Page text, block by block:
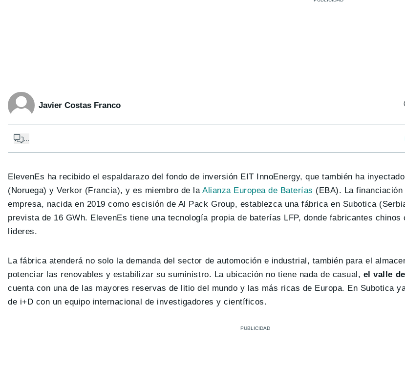
Javier Costas Franco
...
ElevenEs ha recibido el espaldarazo del fondo de inversión EIT InnoEnergy, que también ha
(Noruega) y Verkor (Francia), y es miembro de la Alianza Europea de Baterías (EBA). La
empresa, nacida en 2019 como escisión de Al Pack Group, establezca una fábrica en Subotica
prevista de 16 GWh. ElevenEs tiene una tecnología propia de baterías LFP, donde fabricantes chinos
líderes.
La fábrica atenderá no solo la demanda del sector de automoción e industrial, también para el
potenciar las renovables y estabilizar su suministro. La ubicación no tiene nada de casual, el valle
cuenta con una de las mayores reservas de litio del mundo y las más ricas de Europa. En Subotica
de i+D con un equipo internacional de investigadores y científicos.